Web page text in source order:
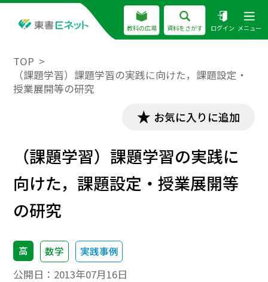
教科の広場 資料をさがす ログイン メニュー
TOP
（課題学習）課題学習の実践に向けた，課題設定・
授業展開等の研究
お気に入りに追加
（課題学習）課題学習の実践に
向けた，課題設定・授業展開等
の研究
高 数学 実践事例
公開日： 2013年07月16日